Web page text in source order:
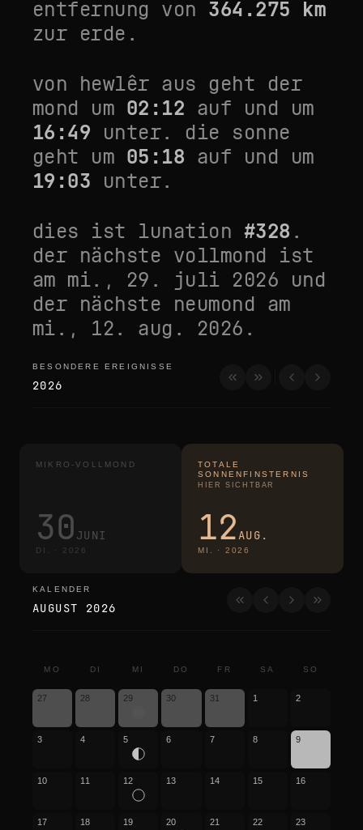
entfernung von 364.275 km
zur erde.
von hewlêr aus geht der
mond um 02:12 auf und um
16:49 unter. die sonne
geht um 05:18 auf und um
19:03 unter.
dies ist lunation #328 .
der nächste vollmond ist
am mi., 29. juli 2026 und
der nächste neumond am
mi., 12. aug. 2026 .
besondere ereignisse
BESONDERE EREIGNISSE
2026
MIKRO-VOLLMOND
30 JUNI
DI. · 2026
TOTALE
SONNENFINSTERNIS
HIER SICHTBAR
12AUG.
MI. · 2026
kalender
KALENDER
AUGUST 2026
MO DI MI DO FR SA SO
27 28 29 30 31 1 2
3 4 5 6 7 8 9
10 11 12 13 14 15 16
17 18 19 20 21 22 23